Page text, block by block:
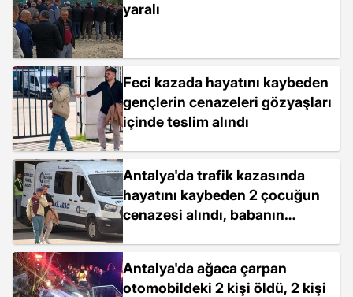
yaralı
Feci kazada hayatını kaybeden
gençlerin cenazeleri gözyaşları
içinde teslim alındı
Antalya'da trafik kazasında
hayatını kaybeden 2 çocuğun
cenazesi alındı, babanın
Antalya'da ağaca çarpan
otomobildeki 2 kişi öldü, 2 kişi